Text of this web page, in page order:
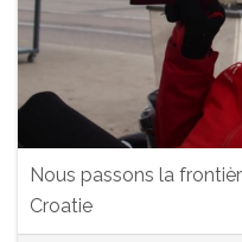
Nous passons la
Croatie